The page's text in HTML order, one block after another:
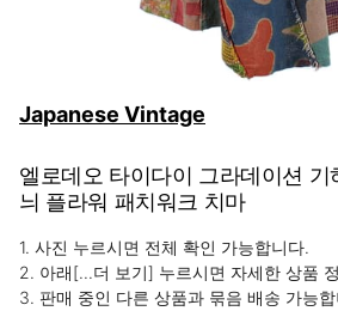
Japanese Vintage
엘로데오 타이다이 그라데이션
늬 플라워 패치워크 치마
1. 사진 누르시면 전체 확인 가능합니다.
2. 아래[...더 보기] 누르시면 자세한 상품
3. 판매 중인 다른 상품과 묶음 배송 가능합